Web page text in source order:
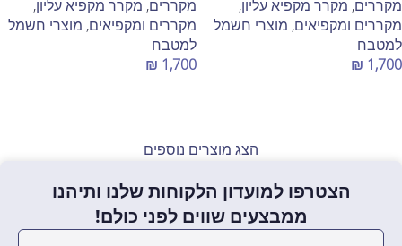
מקררים, מקרר מקפיא עליון,
מקררים ומקפיאים, מוצרי חשמל
למטבח
₪ 1,700
מקררים, מקרר מקפיא עליון,
מקררים ומקפיאים, מוצרי חשמל
למטבח
₪ 1,700
הצג מוצרים נוספים
הצטרפו למועדון הלקוחות שלנו ותיהנו
ממבצעים שווים לפני כולם!